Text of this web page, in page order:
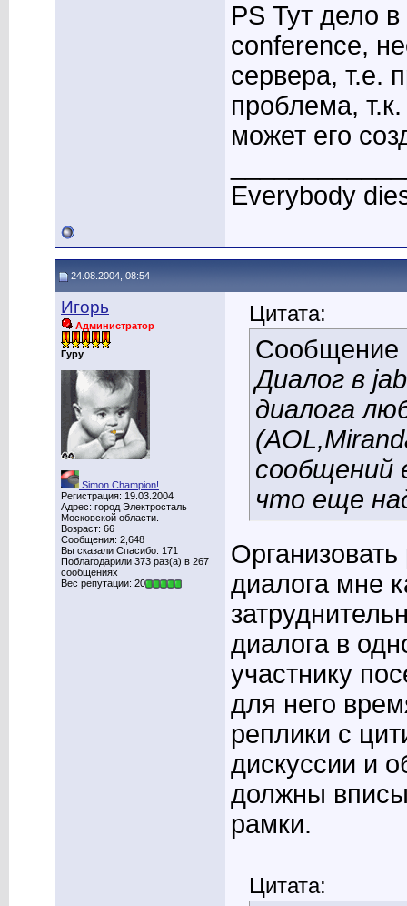
PS Тут дело
conference,
сервера, т.е.
проблема,
может его
Everybody
24.08.2004, 08:54
Игорь
Администратор
Гуру
Simon Champion!
Регистрация: 19.03.2004
Адрес: город Электросталь
Московской области.
Возраст: 66
Сообщения: 2,648
Вы сказали Спасибо: 171
Поблагодарили 373 раз(а) в 267
сообщениях
Вес репутации: 20
Цитата:
Сообщение
Диалог в
диалога
сообщений
что еще
диалога мне
диалога в
участнику
для него
реплики с
дискуссии и
должны
рамки.
Цитата: